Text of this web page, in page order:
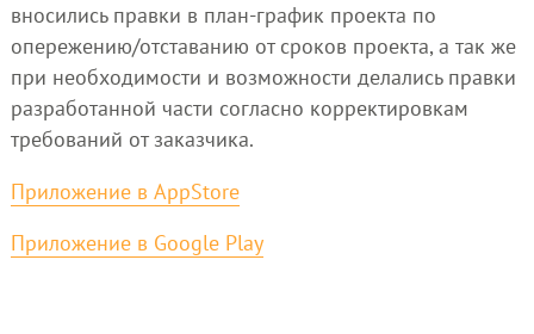
вносились правки в план-график проекта по
опережению/отставанию от сроков проекта, а так же
при необходимости и возможности делались правки
разработанной части согласно корректировкам
требований от заказчика.
Приложение в AppStore
Приложение в Google Play